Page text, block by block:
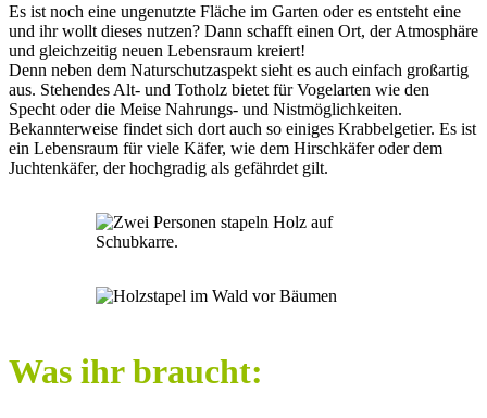
Es ist noch eine ungenutzte Fläche im Garten oder es entsteht eine
und ihr wollt dieses nutzen? Dann schafft einen Ort, der Atmosphäre
und gleichzeitig neuen Lebensraum kreiert!
Denn neben dem Naturschutzaspekt sieht es auch einfach großartig
aus. Stehendes Alt- und Totholz bietet für Vogelarten wie den
Specht oder die Meise Nahrungs- und Nistmöglichkeiten.
Bekannterweise findet sich dort auch so einiges Krabbelgetier. Es ist
ein Lebensraum für viele Käfer, wie dem Hirschkäfer oder dem
Juchtenkäfer, der hochgradig als gefährdet gilt.
Was ihr braucht: